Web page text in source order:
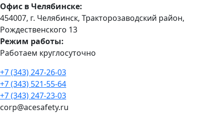
Офис в Челябинске:
454007, г. Челябинск, Тракторозаводский район, ​
Рождественского 13​
Режим работы:
Работаем круглосуточно
+7 (343) 247-26-03
+7 (343) 521-55-64
+7 (343) 247-23-03
corp@acesafety.ru